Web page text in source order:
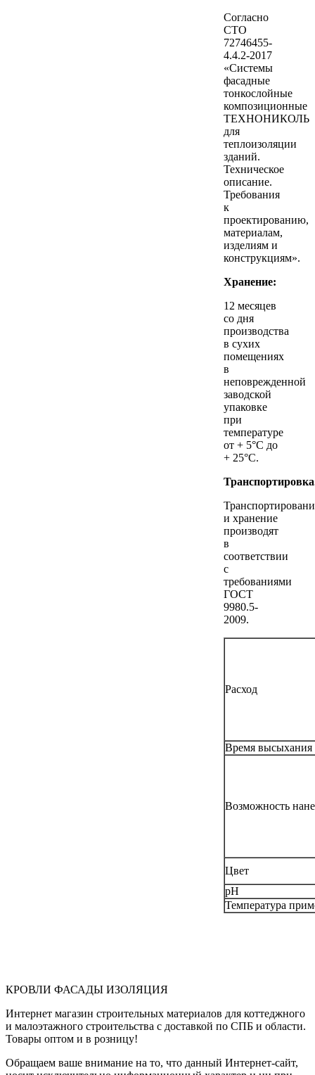
Согласно
СТО
72746455-
4.4.2-2017
«Системы
фасадные
тонкослойные
композиционные
ТЕХНОНИКОЛЬ
для
теплоизоляции
зданий.
Техническое
описание.
Требования
к
проектированию,
материалам,
изделиям и
конструкциям».
Хранение:
12 месяцев
со дня
производства
в сухих
помещениях
в
неповрежденной
заводской
упаковке
при
температуре
от + 5°C до
+ 25°C.
и хранение
производят
в
соответствии
с
требованиями
ГОСТ
9980.5-
2009.
Расход
Время высыхания
Возможность
Цвет
pH
Температура
КРОВЛИ ФАСАДЫ ИЗОЛЯЦИЯ
Интернет магазин строительных материалов для коттеджного
и малоэтажного строительства с доставкой по СПБ и области.
Товары оптом и в розницу!
Обращаем ваше внимание на то, что данный Интернет-сайт,